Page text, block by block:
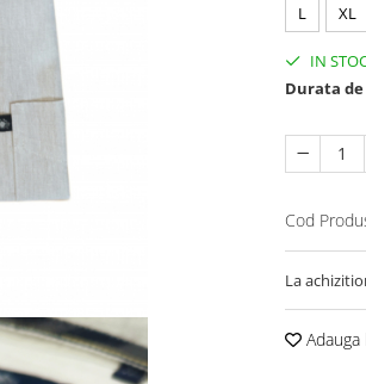
L XL
IN
Durata
Cod
La
Adauga